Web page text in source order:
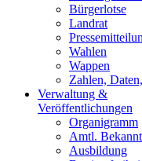
Bürgerlotse
Landrat
Wahlen
Wappen
Zahlen,
Verwaltung &
Veröffentlichungen
Organigramm
Amtl.
Ausbildung